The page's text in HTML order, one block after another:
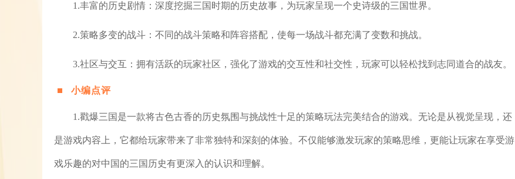
1.丰富的历史剧情：深度挖掘三国时期的历史故事，为玩家呈现一个史诗级的三国世界。
2.策略多变的战斗：不同的战斗策略和阵容搭配，使每一场战斗都充满了变数和挑战。
3.社区与交互：拥有活跃的玩家社区，强化了游戏的交互性和社交性，玩家可以轻松找到志同道合的战友。
小编点评
1.戳爆三国是一款将古色古香的历史氛围与挑战性十足的策略玩法完美结合的游戏。无论是从视觉呈现，还
是游戏内容上，它都给玩家带来了非常独特和深刻的体验。不仅能够激发玩家的策略思维，更能让玩家在享受游
戏乐趣的对中国的三国历史有更深入的认识和理解。